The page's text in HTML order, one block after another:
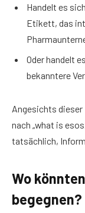
Handelt es
Etikett, das
Oder handelt
bekanntere
Angesichts
nach „what is
tatsächlich,
Wo
begegnen?